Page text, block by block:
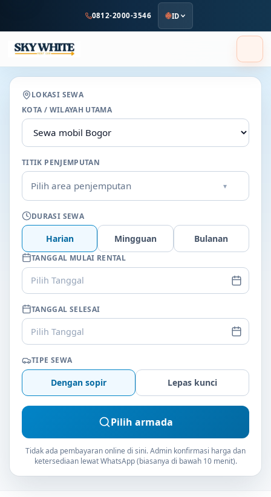
utama
0812-2000-3546 ID
LOKASI SEWA
KOTA / WILAYAH UTAMA
TITIK PENJEMPUTAN
Pilih area penjemputan ▾
DURASI SEWA
Harian Mingguan Bulanan
TANGGAL MULAI RENTAL
Pilih Tanggal
TANGGAL SELESAI
Pilih Tanggal
TIPE SEWA
Dengan sopir Lepas kunci
Pilih armada
Tidak ada pembayaran online di sini. Admin konfirmasi harga dan
ketersediaan lewat WhatsApp (biasanya di bawah 10 menit).